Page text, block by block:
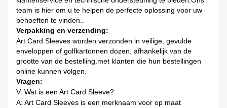
team is hier om u te helpen de perfecte oplossing voor uw
behoeften te vinden..
Verpakking en verzending:
Art Card Sleeves worden verzonden in veilige, gevulde
enveloppen of golfkartonnen dozen, afhankelijk van de
grootte van de bestelling.met klanten die hun bestellingen
online kunnen volgen.
Vragen:
V: Wat is een Art Card Sleeve?
A: Art Card Sleeves is een merknaam voor op maat